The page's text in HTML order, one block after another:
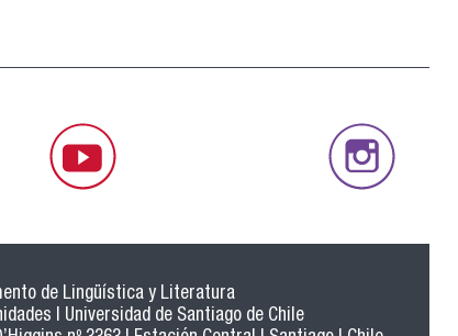
de Lingüística y Literatura
| Universidad de Santiago de Chile